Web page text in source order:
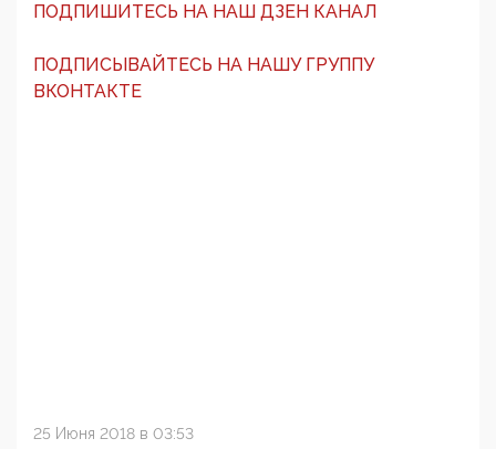
ПОДПИШИТЕСЬ НА НАШ ДЗЕН КАНАЛ
ПОДПИСЫВАЙТЕСЬ НА НАШУ ГРУППУ
ВКОНТАКТЕ
25 Июня 2018 в 03:53